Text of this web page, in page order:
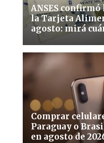
ANSES
la Tarjeta
agosto: mirá
Comprar
Paraguay o
en agosto de